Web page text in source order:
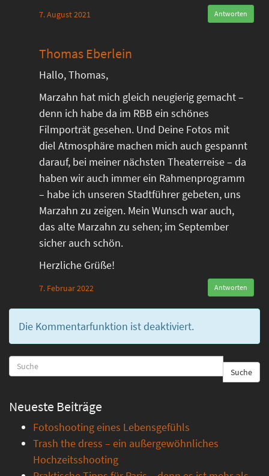
7. August 2021 Antworten
Thomas Eberlein
Hallo, Thomas,
Marzahn hat mich gleich neugierig gemacht –
denn ich habe da im RBB ein schönes
Filmporträt gesehen. Und Deine Fotos mit
diel Atmosphäre machen mich auch gespannt
darauf, bei meiner nächsten Theaterreise – da
haben wir auch immer ein Rahmenprogramm
– habe ich unseren Stadtführer gebeten, uns
Marzahn zu zeigen. Mein Wunsch war auch,
das alte Marzahn zu sehen; im September
sicher auch schön.
Herzliche Grüße!
7. Februar 2022 Antworten
Die Kommentarfunktion ist deaktiviert.
Suche
Neueste Beiträge
Fotoshooting eines Lebensgefühls
Trash the dress – ein außergewöhnliches
Hochzeitsshooting